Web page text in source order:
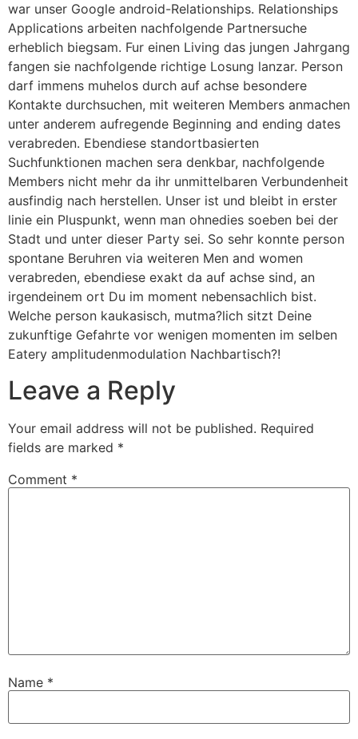
war unser Google android-Relationships. Relationships
Applications arbeiten nachfolgende Partnersuche
erheblich biegsam. Fur einen Living das jungen Jahrgang
fangen sie nachfolgende richtige Losung lanzar. Person
darf immens muhelos durch auf achse besondere
Kontakte durchsuchen, mit weiteren Members anmachen
unter anderem aufregende Beginning and ending dates
verabreden. Ebendiese standortbasierten
Suchfunktionen machen sera denkbar, nachfolgende
Members nicht mehr da ihr unmittelbaren Verbundenheit
ausfindig nach herstellen. Unser ist und bleibt in erster
linie ein Pluspunkt, wenn man ohnedies soeben bei der
Stadt und unter dieser Party sei. So sehr konnte person
spontane Beruhren via weiteren Men and women
verabreden, ebendiese exakt da auf achse sind, an
irgendeinem ort Du im moment nebensachlich bist.
Welche person kaukasisch, mutma?lich sitzt Deine
zukunftige Gefahrte vor wenigen momenten im selben
Eatery amplitudenmodulation Nachbartisch?!
Leave a Reply
Your email address will not be published. Required
fields are marked *
Comment *
Name *